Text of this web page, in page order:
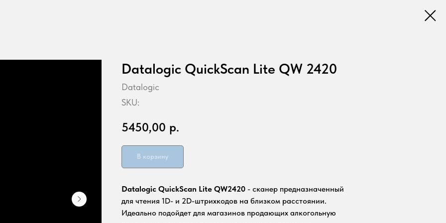
Datalogic QuickScan Lite QW 2420
Datalogic
SKU:
5450,00 р.
В корзину
Datalogic QuickScan Lite QW2420 - сканер предназначенный
для чтения 1D- и 2D-штрихкодов на близком расстоянии.
Идеально подойдет для магазинов продающих алкогольную